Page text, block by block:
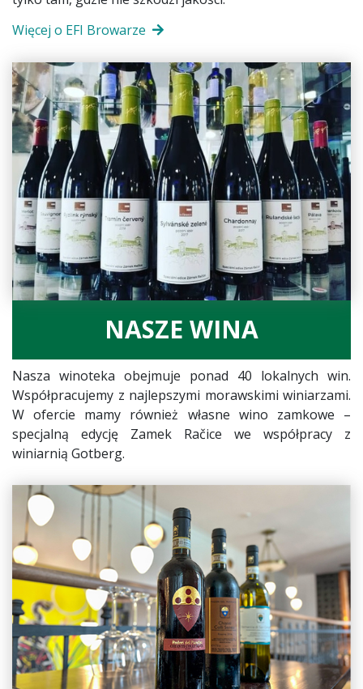
Więcej o EFI Browarze
NASZE WINA
Nasza winoteka obejmuje ponad 40 lokalnych win.
Współpracujemy z najlepszymi morawskimi winiarzami.
W ofercie mamy również własne wino zamkowe –
specjalną edycję Zamek Račice we współpracy z
winiarnią Gotberg.